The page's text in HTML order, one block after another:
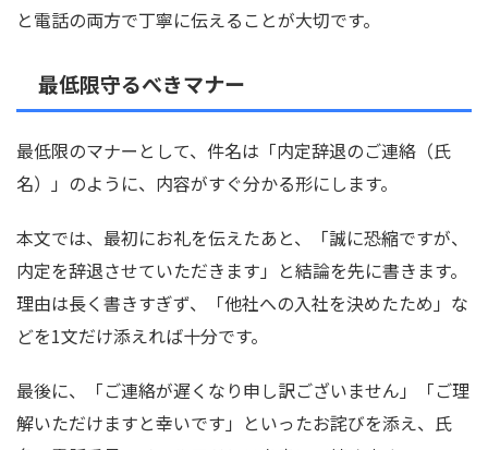
と電話の両方で丁寧に伝えることが大切です。
最低限守るべきマナー
最低限のマナーとして、件名は「内定辞退のご連絡（氏
名）」のように、内容がすぐ分かる形にします。
本文では、最初にお礼を伝えたあと、「誠に恐縮ですが、
内定を辞退させていただきます」と結論を先に書きます。
理由は長く書きすぎず、「他社への入社を決めたため」な
どを1文だけ添えれば十分です。
最後に、「ご連絡が遅くなり申し訳ございません」「ご理
解いただけますと幸いです」といったお詫びを添え、氏